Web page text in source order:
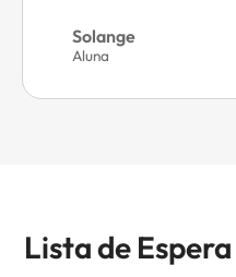
Solange
Aluna
Lista de Espera